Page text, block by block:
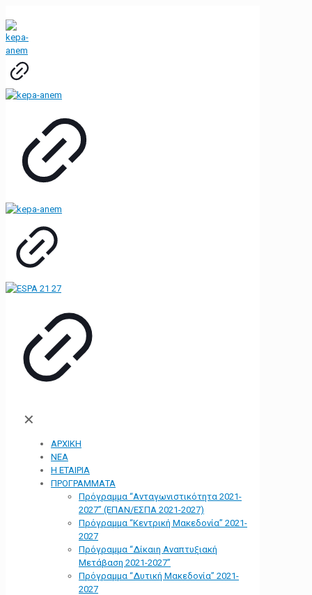
✕
ΑΡΧΙΚΗ
ΝΕΑ
Η ΕΤΑΙΡΙΑ
ΠΡΟΓΡΑΜΜΑΤΑ
Πρόγραμμα “Ανταγωνιστικότητα 2021-
2027” (ΕΠΑΝ/ΕΣΠΑ 2021-2027)
Πρόγραμμα “Κεντρική Μακεδονία” 2021-
2027
Πρόγραμμα “Δίκαιη Αναπτυξιακή
Μετάβαση 2021-2027”
Πρόγραμμα “Δυτική Μακεδονία” 2021-
2027